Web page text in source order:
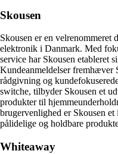
Skousen
Skousen er en
elektronik i Danmark. Med
service har Skousen etableret
Kundeanmeldelser fremhæver
rådgivning og
switche, tilbyder Skousen et
produkter til
brugervenlighed er Skousen
pålidelige og holdbare
Whiteaway